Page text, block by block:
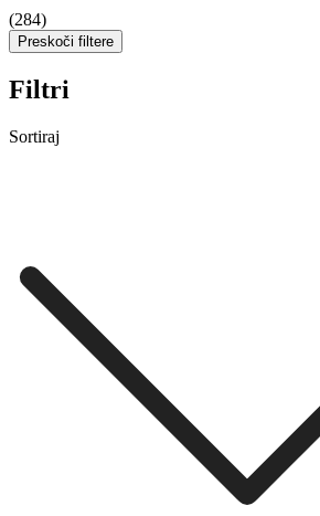
(284)
Preskoči filtere
Filtri
Sortiraj